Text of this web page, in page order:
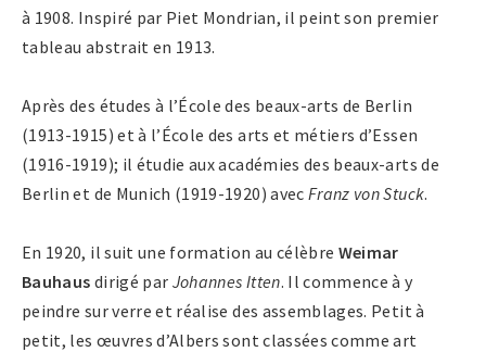
à 1908. Inspiré par Piet Mondrian, il peint son premier
tableau abstrait en 1913.
Après des études à l’École des beaux-arts de Berlin
(1913-1915) et à l’École des arts et métiers d’Essen
(1916-1919); il étudie aux académies des beaux-arts de
Berlin et de Munich (1919-1920) avec Franz von Stuck.
En 1920, il suit une formation au célèbre Weimar
Bauhaus dirigé par Johannes Itten. Il commence à y
peindre sur verre et réalise des assemblages. Petit à
petit, les œuvres d’Albers sont classées comme art